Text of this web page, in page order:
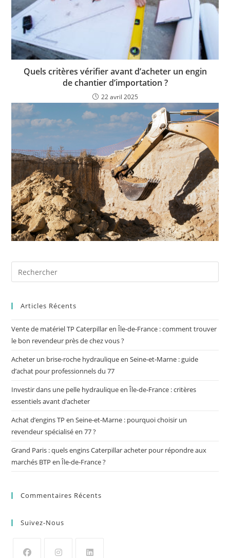
Quels critères vérifier avant d’acheter un engin
de chantier d’importation ?
22 avril 2025
Articles Récents
Vente de matériel TP Caterpillar en Île-de-France : comment trouver
le bon revendeur près de chez vous ?
Acheter un brise-roche hydraulique en Seine-et-Marne : guide
d’achat pour professionnels du 77
Investir dans une pelle hydraulique en Île-de-France : critères
essentiels avant d’acheter
Achat d’engins TP en Seine-et-Marne : pourquoi choisir un
revendeur spécialisé en 77 ?
Grand Paris : quels engins Caterpillar acheter pour répondre aux
marchés BTP en Île-de-France ?
Commentaires Récents
Suivez-Nous